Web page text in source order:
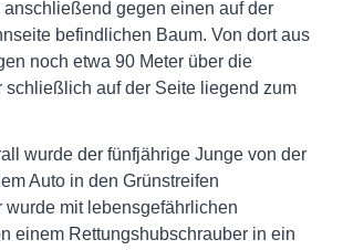
anschließend gegen einen auf der
befindlichen Baum. Von dort aus
noch etwa 90 Meter über die
schließlich auf der Seite liegend zum
wurde der fünfjährige Junge von der
Auto in den Grünstreifen
wurde mit lebensgefährlichen
einem Rettungshubschrauber in ein